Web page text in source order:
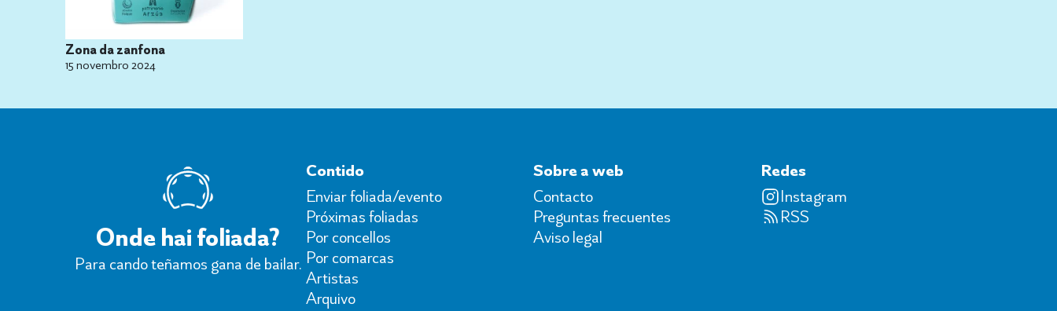
Zona da zanfona
15 novembro 2024
Onde hai foliada?
Para cando teñamos gana de bailar.
Contido
Enviar foliada/evento
Próximas foliadas
Por concellos
Por comarcas
Artistas
Arquivo
Sobre a web
Contacto
Preguntas frecuentes
Aviso legal
Redes
Instagram
RSS